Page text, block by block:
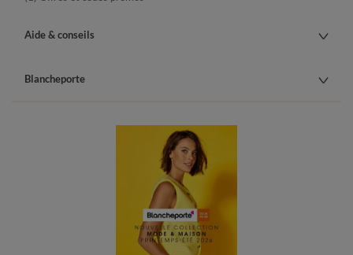
Aide & conseils
Blancheporte